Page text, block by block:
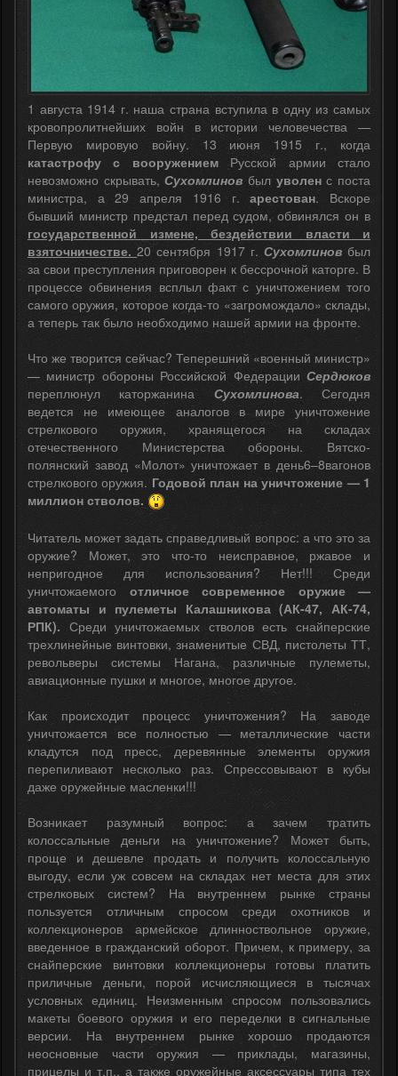
1 августа 1914 г. наша страна вступила в одну из самых
кровопролитнейших войн в истории человечества —
Первую мировую войну. 13 июня 1915 г., когда
катастрофу с вооружениемРусской армии стало
невозможно скрывать,Сухомлинов был уволенс поста
министра, а 29 апреля 1916 г.арестован. Вскоре
бывший министр предстал перед судом, обвинялся он в
государственной измене, бездействии власти и
взяточничестве.20 сентября 1917 г. Сухомлинов был
за свои преступления приговорен к бессрочной каторге. В
процессе обвинения всплыл факт с уничтожением того
самого оружия, которое когда-то «загромождало» склады,
а теперь так было необходимо нашей армии на фронте.
Что же творится сейчас? Теперешний «военный министр»
— министр обороны Российской Федерации Сердюков
переплюнул каторжанина Сухомлинова. Сегодня
ведется не имеющее аналогов в мире уничтожение
стрелкового оружия, хранящегося на складах
отечественного Министерства обороны. Вятско-
полянский завод «Молот» уничтожает в день6–8вагонов
стрелкового оружия. Годовой план на уничтожение — 1
миллион стволов.
Читатель может задать справедливый вопрос: а что это за
оружие? Может, это что-то неисправное, ржавое и
непригодное для использования? Нет!!! Среди
уничтожаемого отличное современное оружие —
автоматы и пулеметы Калашникова (АК-47, АК-74,
РПК). Среди уничтожаемых стволов есть снайперские
трехлинейные винтовки, знаменитые СВД, пистолеты ТТ,
револьверы системы Нагана, различные пулеметы,
авиационные пушки и многое, многое другое.
Как происходит процесс уничтожения? На заводе
уничтожается все полностью — металлические части
кладутся под пресс, деревянные элементы оружия
перепиливают несколько раз. Спрессовывают в кубы
даже оружейные масленки!!!
Возникает разумный вопрос: а зачем тратить
колоссальные деньги на уничтожение? Может быть,
проще и дешевле продать и получить колоссальную
выгоду, если уж совсем на складах нет места для этих
стрелковых систем? На внутреннем рынке страны
пользуется отличным спросом среди охотников и
коллекционеров армейское длинноствольное оружие,
введенное в гражданский оборот. Причем, к примеру, за
снайперские винтовки коллекционеры готовы платить
приличные деньги, порой исчисляющиеся в тысячах
условных единиц. Неизменным спросом пользовались
макеты боевого оружия и его переделки в сигнальные
версии. На внутреннем рынке хорошо продаются
неосновные части оружия — приклады, магазины,
прицелы и т.п., а также оружейные аксессуары типа тех